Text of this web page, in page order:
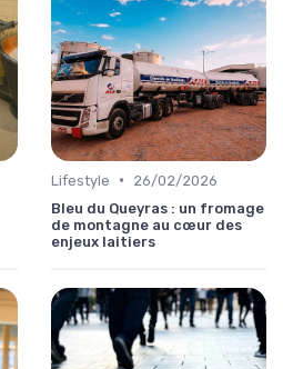
Lifestyle •
26/02/2026
Bleu du Queyras : un fromage
de montagne au cœur des
enjeux laitiers